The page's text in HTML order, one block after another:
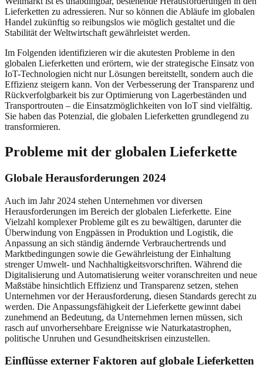
Lieferketten zu adressieren. Nur so können die Abläufe im globalen
Handel zukünftig so reibungslos wie möglich gestaltet und die
Stabilität der Weltwirtschaft gewährleistet werden.
Im Folgenden identifizieren wir die akutesten Probleme in den
globalen Lieferketten und erörtern, wie der strategische Einsatz von
IoT-Technologien nicht nur Lösungen bereitstellt, sondern auch die
Effizienz steigern kann. Von der Verbesserung der Transparenz und
Rückverfolgbarkeit bis zur Optimierung von Lagerbeständen und
Transportrouten – die Einsatzmöglichkeiten von IoT sind vielfältig.
Sie haben das Potenzial, die globalen Lieferketten grundlegend zu
transformieren.
Probleme mit der globalen Lieferkette
Globale Herausforderungen 2024
Auch im Jahr 2024 stehen Unternehmen vor diversen
Herausforderungen im Bereich der globalen Lieferkette. Eine
Vielzahl komplexer Probleme gilt es zu bewältigen, darunter die
Überwindung von Engpässen in Produktion und Logistik, die
Anpassung an sich ständig ändernde Verbrauchertrends und
Marktbedingungen sowie die Gewährleistung der Einhaltung
strenger Umwelt- und Nachhaltigkeitsvorschriften. Während die
Digitalisierung und Automatisierung weiter voranschreiten und neue
Maßstäbe hinsichtlich Effizienz und Transparenz setzen, stehen
Unternehmen vor der Herausforderung, diesen Standards gerecht zu
werden. Die Anpassungsfähigkeit der Lieferkette gewinnt dabei
zunehmend an Bedeutung, da Unternehmen lernen müssen, sich
rasch auf unvorhersehbare Ereignisse wie Naturkatastrophen,
politische Unruhen und Gesundheitskrisen einzustellen.
Einflüsse externer Faktoren auf globale Lieferketten